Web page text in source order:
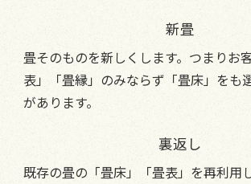
新畳
畳そのものを新しくします。つまりお
表」「畳縁」のみならず「畳床」をも
があります。
裏返し
既存の畳の「畳床」「畳表」を再利用